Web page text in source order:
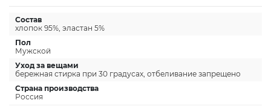
Состав
хлопок 95%, эластан 5%
Пол
Мужской
Уход за вещами
бережная стирка при 30 градусах, отбеливание запрещено
Страна производства
Россия